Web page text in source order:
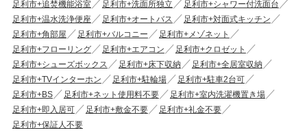
足利市+追焚機能浴室
足利市+洗面所独立
足利市+シャワー付洗面台
足利市+温水洗浄便座
足利市+オートバス
足利市+対面式キッチン
足利市+角部屋
足利市+バルコニー
足利市+メゾネット
足利市+フローリング
足利市+エアコン
足利市+クロゼット
足利市+シューズボックス
足利市+床下収納
足利市+全居室収納
足利市+TVインターホン
足利市+駐輪場
足利市+駐車2台可
足利市+BS
足利市+ネット使用料不要
足利市+室内洗濯機置き場
足利市+即入居可
足利市+敷金不要
足利市+礼金不要
足利市+保証人不要